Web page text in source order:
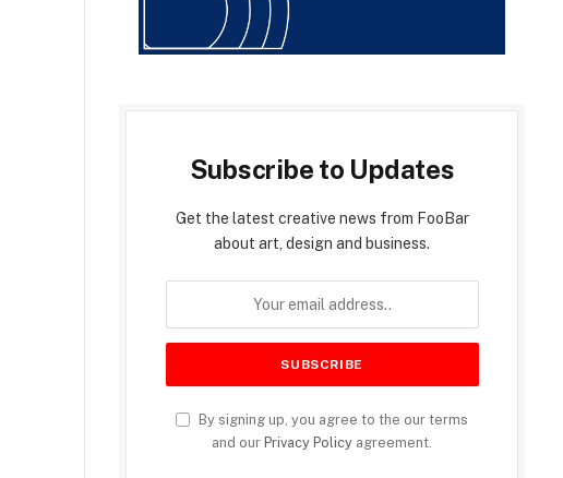
Subscribe to Updates
Get the latest creative news from FooBar
about art, design and business.
By signing up, you agree to the our terms
and our Privacy Policy agreement.